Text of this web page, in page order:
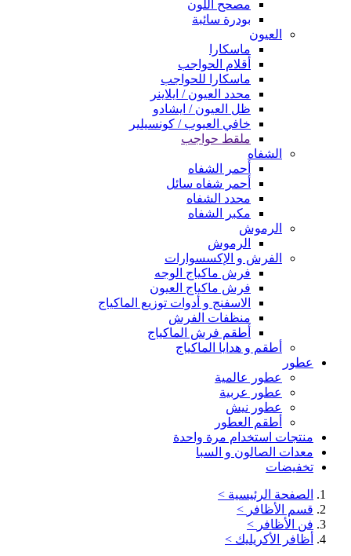
مصحح اللون
بودرة سائبة
العيون
ماسكارا
أقلام الحواجب
ماسكارا للحواجب
محدد العيون / ايلاينر
ظل العيون / ايشادو
خافي العيوب / كونسيلير
ملقط حواجب
الشفاه
أحمر الشفاه
أحمر شفاه سائل
محدد الشفاه
مكبر الشفاه
الرموش
الرموش
الفرش و الإكسسوارات
فرش ماكياج الوجه
فرش ماكياج العيون
الاسفنج و أدوات توزيع الماكياج
منظفات الفرش
أطقم فرش الماكياج
أطقم و هدايا الماكياج
عطور
عطور عالمية
عطور عربية
عطور نيش
أطقم العطور
منتجات استخدام مرة واحدة
معدات الصالون و السبا
تخفيضات
الصفحة الرئيسية >
قسم الأظافر >
فن الأظافر >
أظافر الأكريليك >